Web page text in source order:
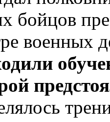
бойцов
военных